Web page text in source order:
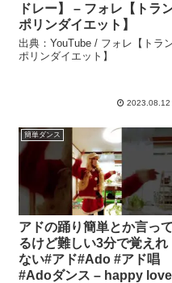
ドレー】 – フォレ【トラ
ポリンダイエット】
出典：YouTube / フォレ【トラ
ポリンダイエット】
2023.08.12
簡単ダンス
アドの踊り簡単とか言って
るけど難しい3分で覚えれ
ない#アド#Ado #アド唱
#Adoダンス – happy love